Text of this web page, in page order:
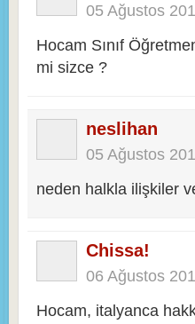
05 Ağustos
Hocam Sınıf
mi sizce ?
neslihan
05 Ağustos
neden halkla ilişkiler
Chissa!
06 Ağustos
Hocam, italyanca